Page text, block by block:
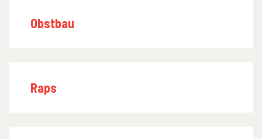
Obstbau
Raps